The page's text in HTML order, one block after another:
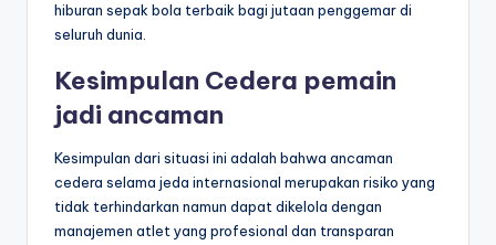
hiburan sepak bola terbaik bagi jutaan penggemar di
seluruh dunia.
Kesimpulan Cedera pemain
jadi ancaman
Kesimpulan dari situasi ini adalah bahwa ancaman
cedera selama jeda internasional merupakan risiko yang
tidak terhindarkan namun dapat dikelola dengan
manajemen atlet yang profesional dan transparan